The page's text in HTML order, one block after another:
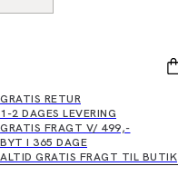
GRATIS RETUR
1-2 DAGES LEVERING
GRATIS FRAGT V/ 499,-
BYT I 365 DAGE
ALTID GRATIS FRAGT TIL BUTIK